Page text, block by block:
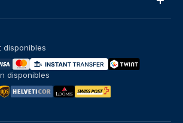
disponibles
disponibles